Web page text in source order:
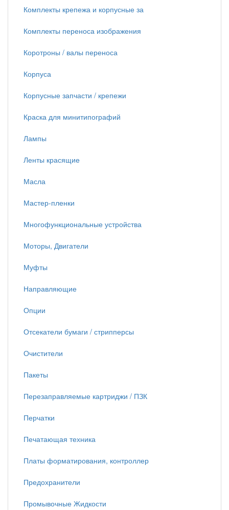
Комплекты крепежа и корпусные за
Комплекты переноса изображения
Коротроны / валы переноса
Корпуса
Корпусные запчасти / крепежи
Краска для минитипографий
Лампы
Ленты красящие
Масла
Мастер-пленки
Многофункциональные устройства
Моторы, Двигатели
Муфты
Направляющие
Опции
Отсекатели бумаги / стрипперсы
Очистители
Пакеты
Перезаправляемые картриджи / ПЗК
Перчатки
Печатающая техника
Платы форматирования, контроллер
Предохранители
Промывочные Жидкости